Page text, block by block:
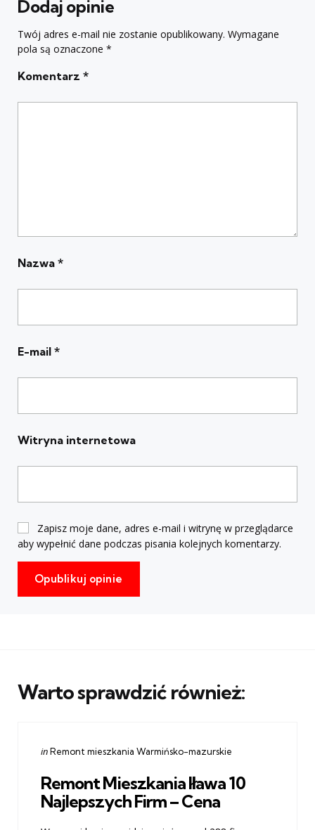
Dodaj opinie
Twój adres e-mail nie zostanie opublikowany. Wymagane
pola są oznaczone *
Komentarz *
Nazwa *
E-mail *
Witryna internetowa
Zapisz moje dane, adres e-mail i witrynę w przeglądarce
aby wypełnić dane podczas pisania kolejnych komentarzy.
Warto sprawdzić również:
Categories
Posted
inRemont mieszkania Warmińsko-mazurskie
Remont Mieszkania Iława 10
Najlepszych Firm – Cena